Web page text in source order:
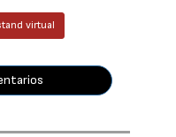
virtual